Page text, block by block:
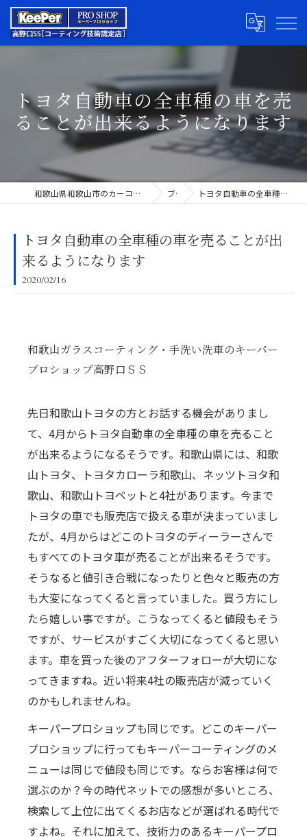
トヨタ自動車の全車種の車を売
ることが出来るようになります
和歌山県和歌山市のカーコーティングならキーパープロショップ高野口SS ブログ トヨタ自動車の全車種の車を売ることが出来るようになります
トヨタ自動車の全車種の車を売ることが出
来るようになります
2020/02/16
和歌山ガラスコーティング・手洗い洗車のキーパー
プロショップ高野口ＳＳ
先日和歌山トヨタの方とお話する機会がありまし
て、4月からトヨタ自動車の全車種の車を売ること
が出来るようになるそうです。和歌山県には、和歌
山トヨタ、トヨタカローラ和歌山、ネッツトヨタ和
歌山、和歌山トヨペットと4社があります。今まで
トヨタの車でも販売店で扱える車が決まっていまし
たが、4月からはどこのトヨタのディーラーさんで
もすべてのトヨタ車が売ることが出来るそうです。
そうなると値引き合戦になったりと色々と販売の方
も大変になってくると言っていました。買う方にし
たら嬉しい事ですが。こうなってくると値段もそう
ですが、サービスがすごく大切になってくると思い
ます。車を買った後のアフターフォローが大切にな
ってきますね。近い将来4社の販売店が減っていく
のかもしれませんね。
キーパープロショップも同じです。どこのキーパー
プロショップに行ってもキーパーコーティングのメ
ニューは同じで値段も同じです。ならお客様は何で
選ぶのか？今の時代ネットでの感想が多いところ、
検索して上位に出てくるお店などが選ばれる時代で
すよね。それに加えて、技術力のあるキーパープロ